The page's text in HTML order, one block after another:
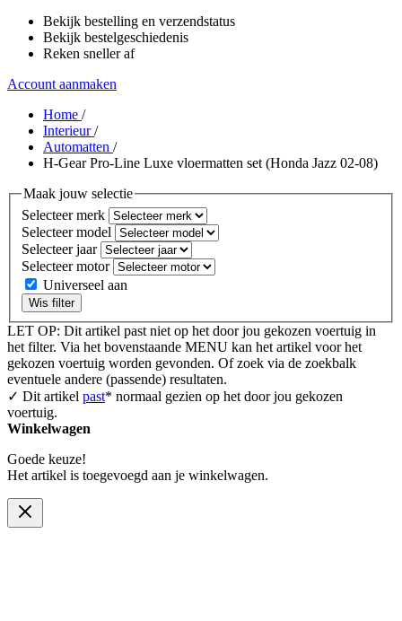
Bekijk bestelling en verzendstatus
Bekijk bestelgeschiedenis
Reken sneller af
Account aanmaken
Home /
Interieur/
Automatten /
H-Gear Pro-Line Luxe vloermatten set (Honda Jazz 02-08)
Maak jouw selectie
Selecteer merk
Selecteer model
Selecteer jaar
Selecteer motor
Universeel aan
Wis filter
LET OP: Dit artikel past niet op het door jou gekozen voertuig in
het filter. Via het bovenstaande MENU kan het artikel voor het
gekozen voertuig worden gevonden. Of zoek via de zoekbalk
eventuele andere (passende) resultaten.
✓ Dit artikel past* normaal gezien op het door jou gekozen
voertuig.
Winkelwagen
Goede keuze!
Het artikel is toegevoegd aan je winkelwagen.